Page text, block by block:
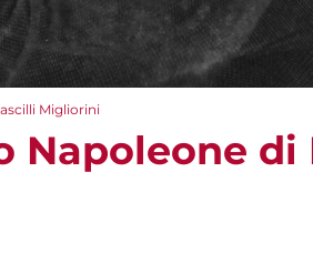
Migliorini
Napoleone